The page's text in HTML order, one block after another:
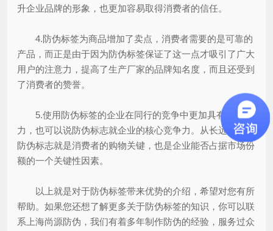
升企业品牌的形象，也更加容易取得消费者的信任。
4.防伪标签为商品增加了卖点，消费者需要的是可靠的
产品，而正是由于因为防伪标签保证了这一点才吸引了广大
用户的注意力，提高了生产厂家的品牌知名度，而且还受到
了消费者的赞誉。
5.使用防伪标签的企业在同行的竞争中更加具有竞争
力，也可以说防伪标志就企业的核心竞争力。从长远来看，
防伪标志就是消费者的购物关键，也是企业能否占据市场份
额的一个关键性因素。
以上就是对于防伪标签带来优势的介绍，希望对您有所
帮助。如果您还想了解更多关于防伪标签的知识，你可以联
系上海尚源防伪，我们有着多年制作防伪的经验，服务过众